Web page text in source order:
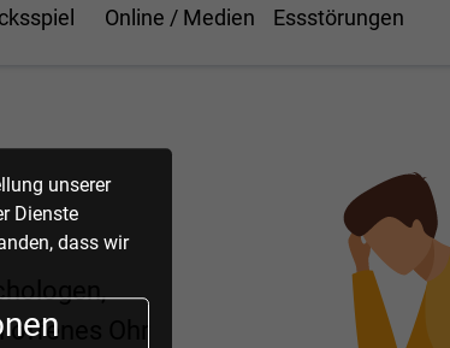
unserer
Dienste
dass wir
Online / Medien Essstörungen
Ohr